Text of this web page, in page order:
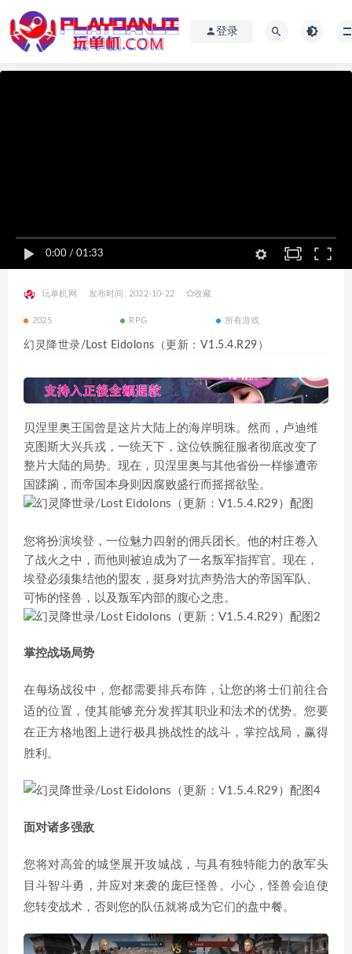
登录
0:00 / 01:33
玩单机网 发布时间: 2022-10-22 收藏
2025 RPG 所有游戏
幻灵降世录/Lost Eidolons（更新：V1.5.4.R29）
贝涅里奥王国曾是这片大陆上的海岸明珠。然而，卢迪维
克图斯大兴兵戎，一统天下，这位铁腕征服者彻底改变了
整片大陆的局势。现在，贝涅里奥与其他省份一样惨遭帝
国蹂躏，而帝国本身则因腐败盛行而摇摇欲坠。
您将扮演埃登，一位魅力四射的佣兵团长。他的村庄卷入
了战火之中，而他则被迫成为了一名叛军指挥官。现在，
埃登必须集结他的盟友，挺身对抗声势浩大的帝国军队、
可怖的怪兽，以及叛军内部的腹心之患。
掌控战场局势
在每场战役中，您都需要排兵布阵，让您的将士们前往合
适的位置，使其能够充分发挥其职业和法术的优势。您要
在正方格地图上进行极具挑战性的战斗，掌控战局，赢得
胜利。
面对诸多强敌
您将对高耸的城堡展开攻城战，与具有独特能力的敌军头
目斗智斗勇，并应对来袭的庞巨怪兽。小心，怪兽会迫使
您转变战术，否则您的队伍就将成为它们的盘中餐。